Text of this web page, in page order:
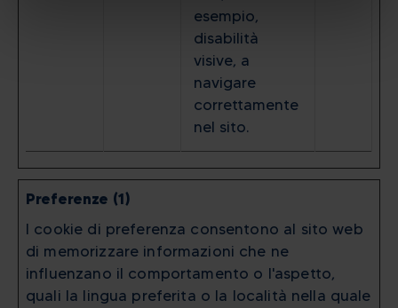
esempio,
disabilità
visive, a
navigare
correttamente
nel sito.
Preferenze (1)
I cookie di preferenza consentono al sito web
di memorizzare informazioni che ne
influenzano il comportamento o l'aspetto,
quali la lingua preferita o la località nella quale